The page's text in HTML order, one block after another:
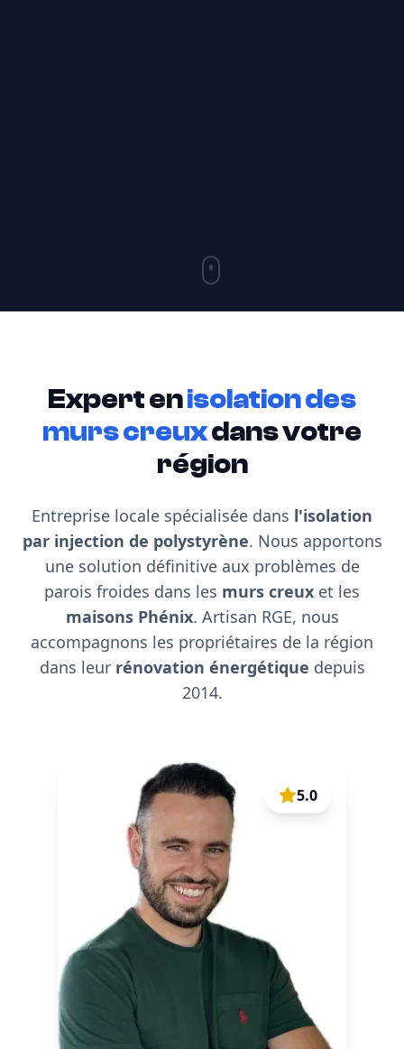
Expert enisolation des
murs creuxdans votre
région
Entreprise locale spécialisée dans l'isolation
par injection de polystyrène. Nous apportons
une solution définitive aux problèmes de
parois froides dans les murs creux et les
maisons Phénix. Artisan RGE, nous
accompagnons les propriétaires de la région
dans leurrénovation énergétique depuis
2014.
5.0